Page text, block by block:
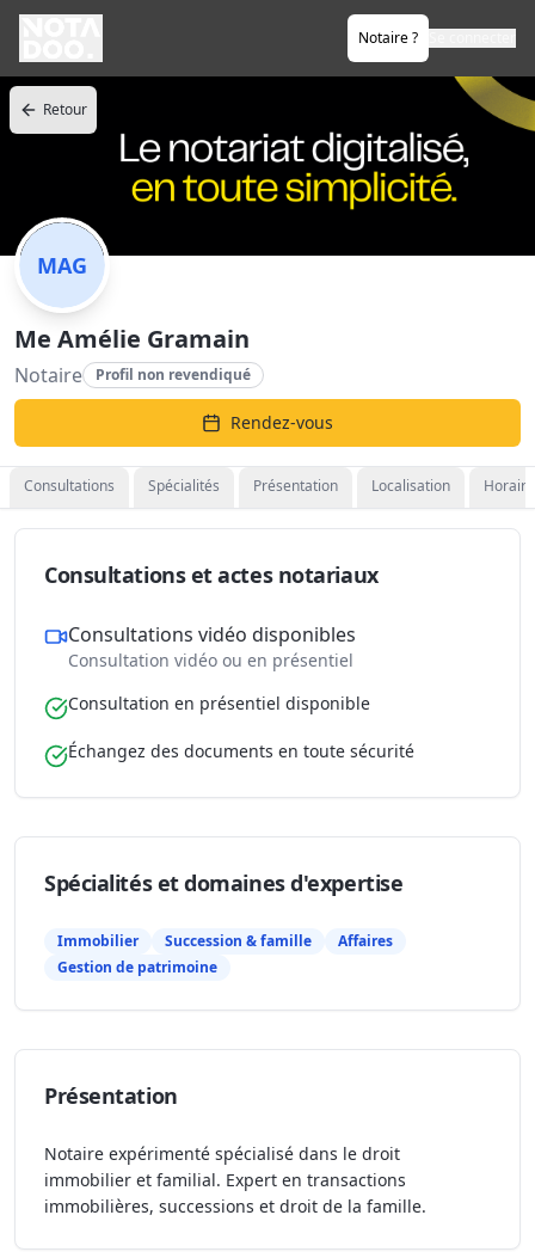
Notaire ?
Retour
MAG
Me Amélie Gramain
Notaire Profil non revendiqué
Rendez-vous
Consultations Spécialités Présentation Localisation
Consultations et actes notariaux
Consultations vidéo disponibles
Consultation vidéo ou en présentiel
Consultation en présentiel disponible
Échangez des documents en toute sécurité
Spécialités et domaines d'expertise
Immobilier Succession & famille
Affaires
Gestion de patrimoine
Présentation
Notaire expérimenté spécialisé dans le droit
immobilier et familial. Expert en transactions
immobilières, successions et droit de la famille.